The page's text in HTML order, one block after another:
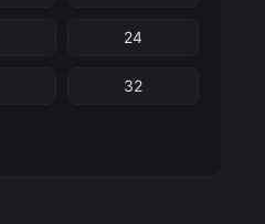
24
32